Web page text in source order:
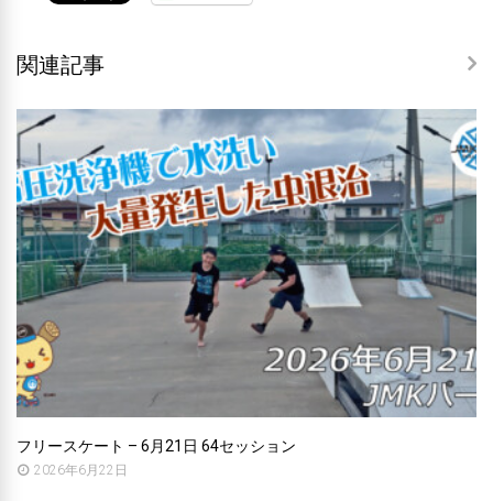
関連記事
フリースケート – 6月21日 64セッション
2026年6月22日